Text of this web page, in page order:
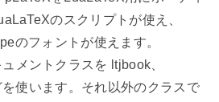
のスクリプトが使え、
のフォントが使えます。
メントクラスを ltjbook、
使います。それ以外のクラスで